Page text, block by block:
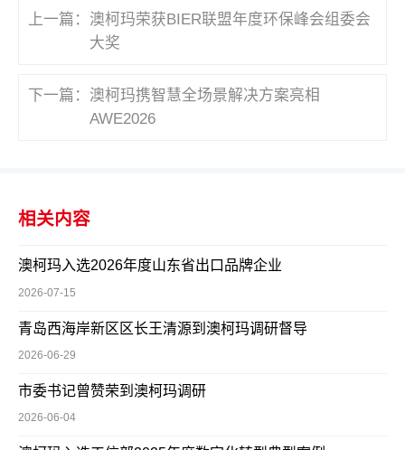
上一篇： 澳柯玛荣获BIER联盟年度环保峰会组委会
大奖
下一篇： 澳柯玛携智慧全场景解决方案亮相
AWE2026
相关内容
澳柯玛入选2026年度山东省出口品牌企业
2026-07-15
青岛西海岸新区区长王清源到澳柯玛调研督导
2026-06-29
市委书记曾赞荣到澳柯玛调研
2026-06-04